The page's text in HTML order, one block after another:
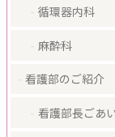
循環器内科
麻酔科
看護部のご紹介
看護部長ごあ